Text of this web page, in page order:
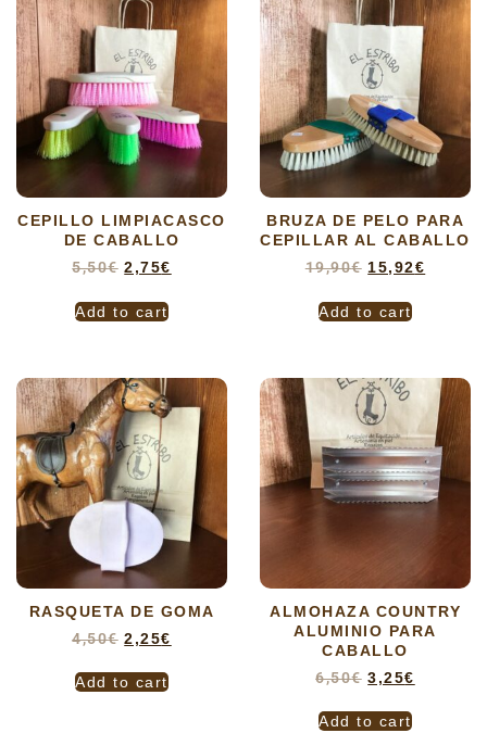
CEPILLO LIMPIACASCO
DE CABALLO
5,50€ 2,75€
Add to cart
BRUZA DE PELO PARA
CEPILLAR AL CABALLO
19,90€ 15,92€
Add to cart
RASQUETA DE GOMA
4,50€ 2,25€
Add to cart
ALMOHAZA COUNTRY
ALUMINIO PARA
CABALLO
6,50€ 3,25€
Add to cart